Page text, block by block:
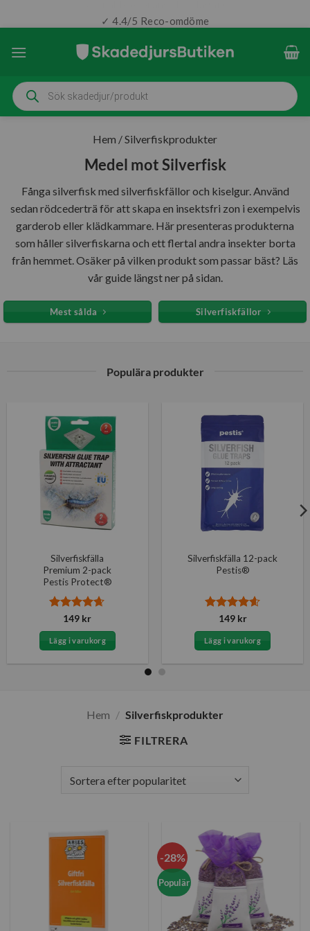
✓ 4.4/5 Reco-omdöme
Produktsökning
Hem /Silverfiskprodukter
Medel mot Silverfisk
Fånga silverfisk med silverfiskfällor och kiselgur. Använd
sedan rödcederträ för att skapa en insektsfri zon i exempelvis
garderob eller klädkammare. Här presenteras produkterna
som håller silverfiskarna och ett flertal andra insekter borta
från hemmet. Osäker på vilken produkt som passar bäst? Läs
vår guide längst ner på sidan.
Mest sålda Silverfiskfällor
Populära produkter
Silverfiskfälla
Premium 2-pack
Pestis Protect®
Betygsatt
4.6av 5
149 kr
Lägg i varukorg
Silverfiskfälla 12-pack
Pestis®
Betygsatt
4.6av 5
149 kr
Lägg i varukorg
Hem / Silverfiskprodukter
FILTRERA
-28%
Populär